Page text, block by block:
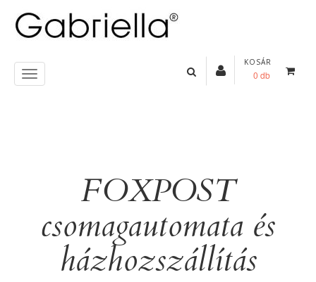
KOSÁR
0 db
FOXPOST
csomagautomata és
házhozszállítás